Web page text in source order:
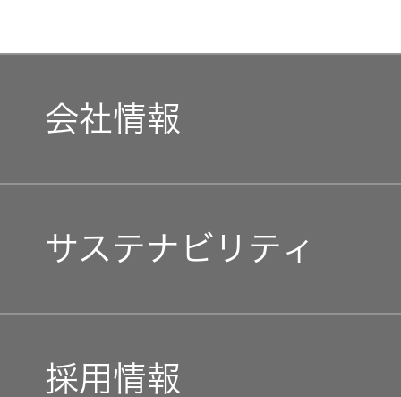
会社情報
私たちのブランド
サステナビリティ
採用情報